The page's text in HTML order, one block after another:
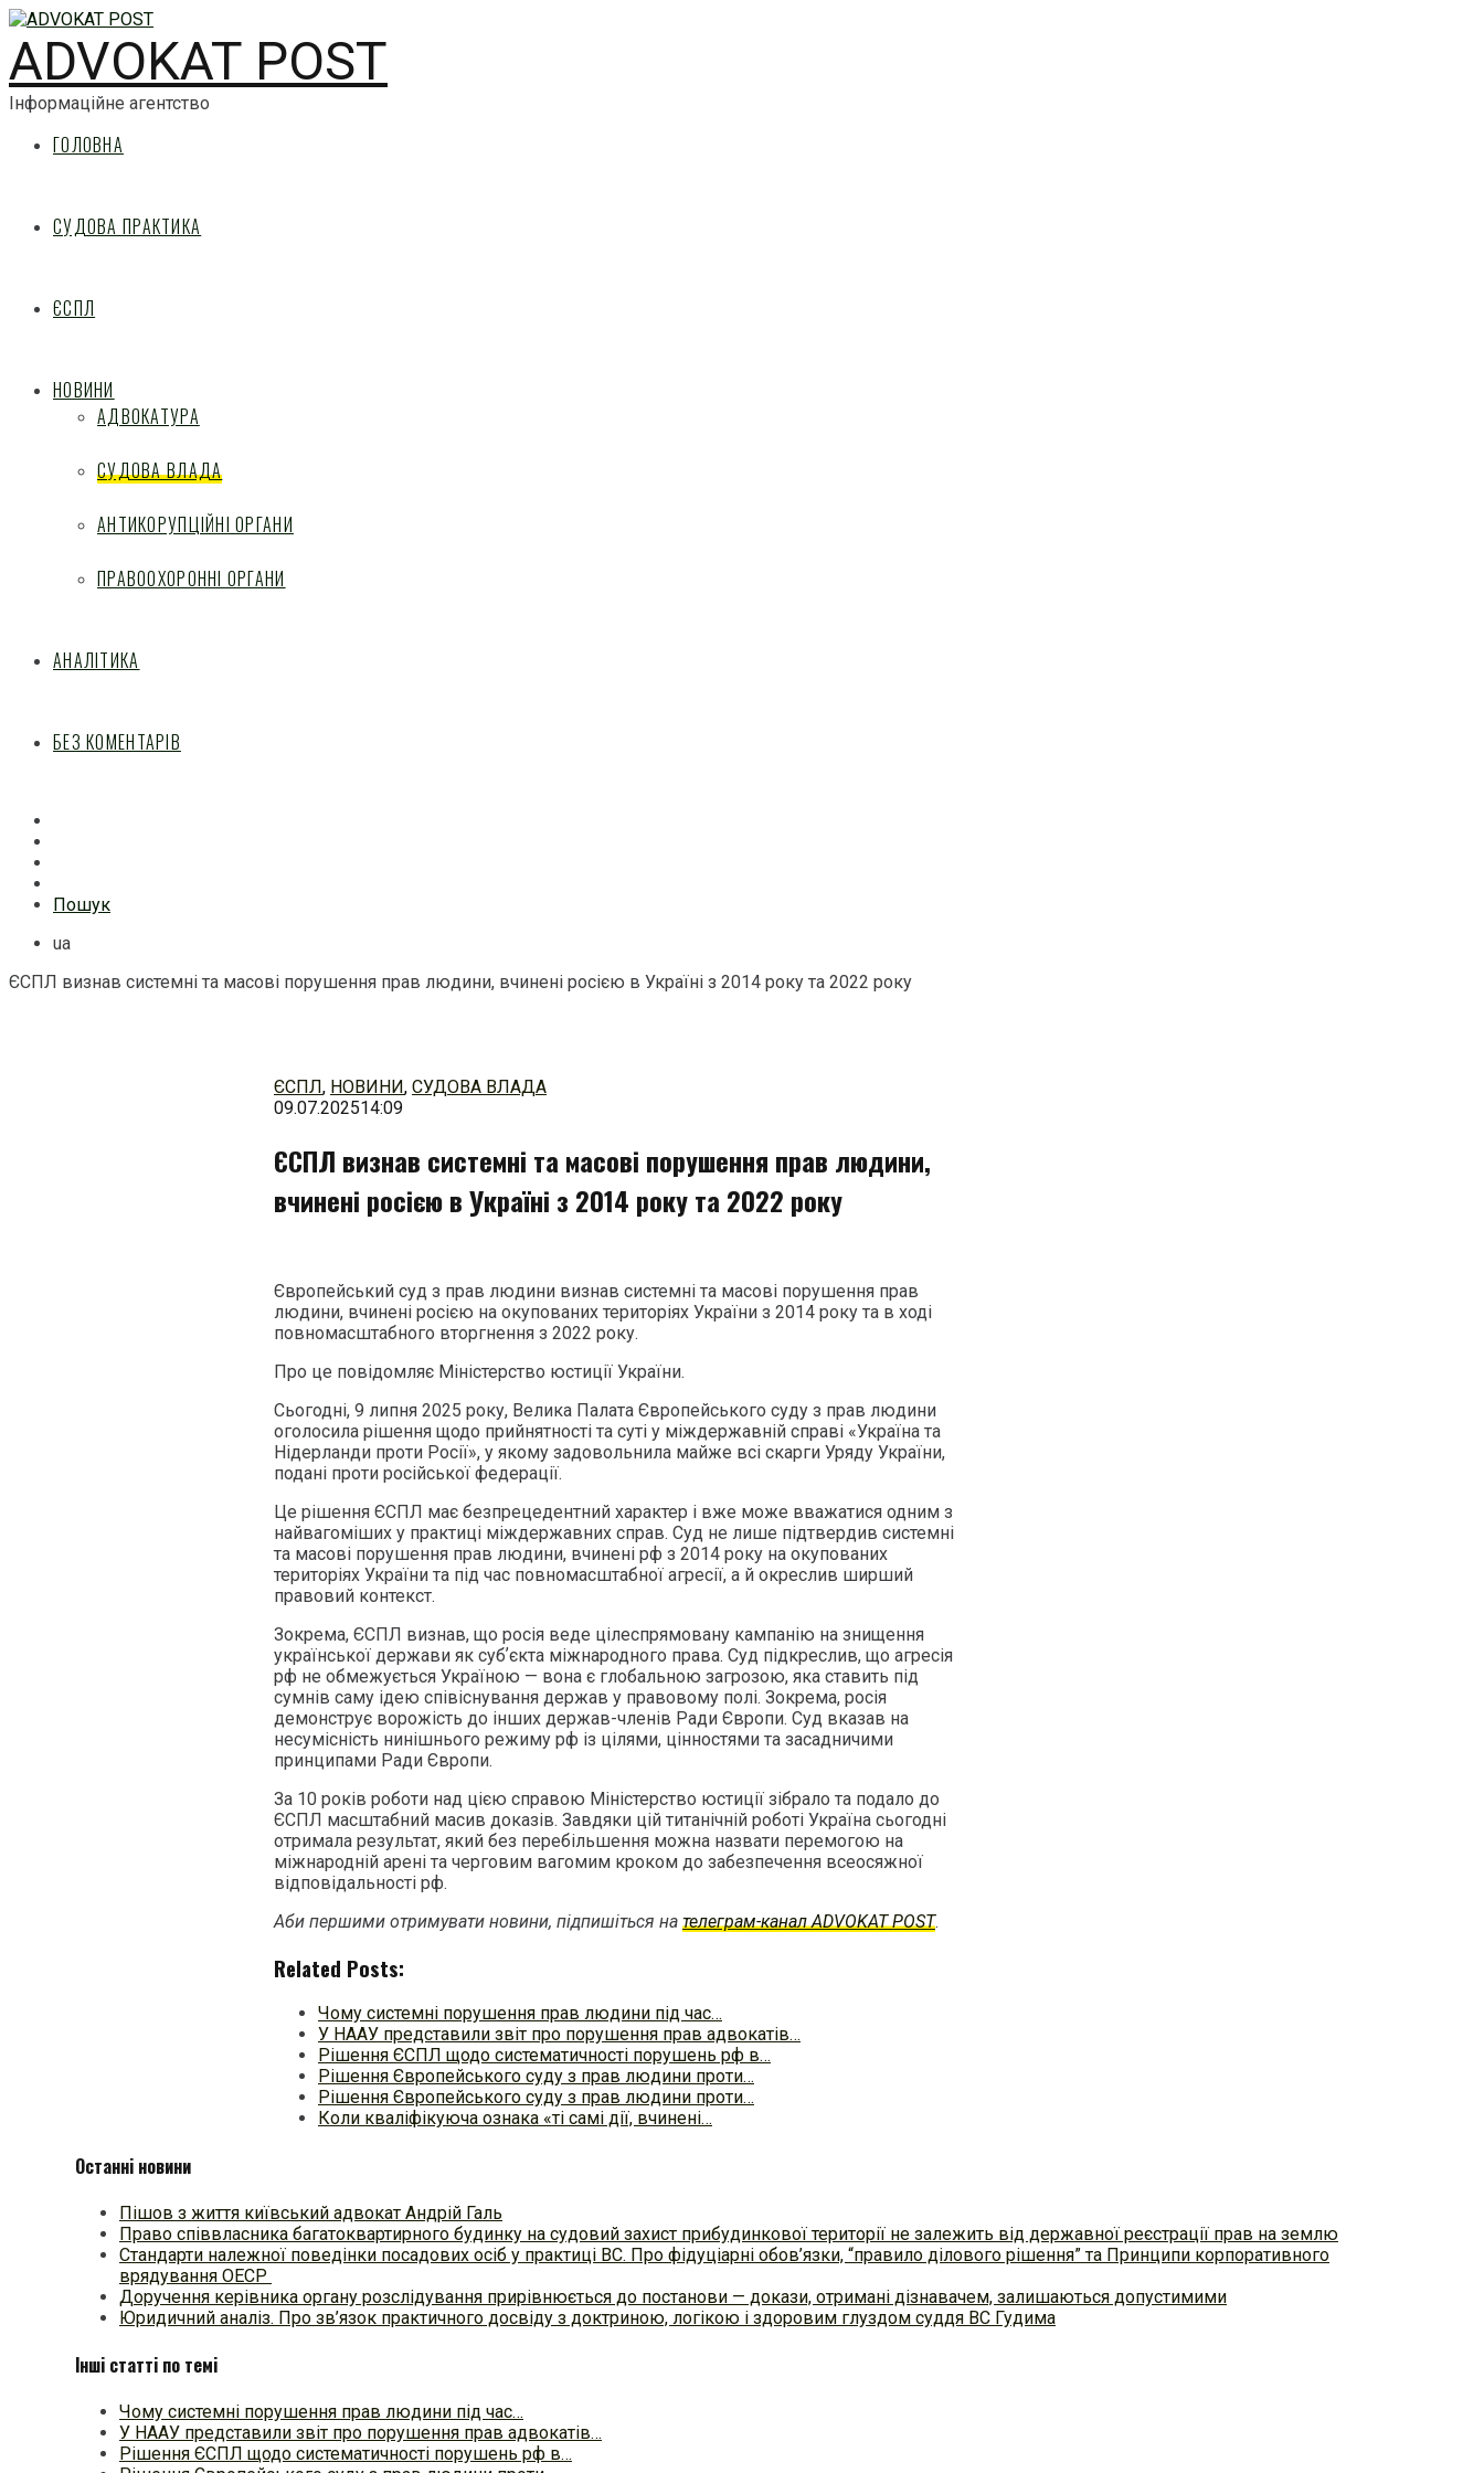
ADVOKAT POST
Інформаційне агентство
ГОЛОВНА
СУДОВА ПРАКТИКА
ЄСПЛ
НОВИНИ
АДВОКАТУРА
СУДОВА ВЛАДА
АНТИКОРУПЦІЙНІ ОРГАНИ
ПРАВООХОРОННІ ОРГАНИ
АНАЛІТИКА
БЕЗ КОМЕНТАРІВ
Пошук
ua
ЄСПЛ визнав системні та масові порушення прав людини, вчинені росією в Україні з 2014 року та 2022 року
ЄСПЛ, НОВИНИ, СУДОВА ВЛАДА
09.07.202514:09
ЄСПЛ визнав системні та масові порушення прав людини,
вчинені росією в Україні з 2014 року та 2022 року
Європейський суд з прав людини визнав системні та масові порушення прав
людини, вчинені росією на окупованих територіях України з 2014 року та в ході
повномасштабного вторгнення з 2022 року.
Про це повідомляє Міністерство юстиції України.
Сьогодні, 9 липня 2025 року, Велика Палата Європейського суду з прав людини
оголосила рішення щодо прийнятності та суті у міждержавній справі «Україна та
Нідерланди проти Росії», у якому задовольнила майже всі скарги Уряду України,
подані проти російської федерації.
Це рішення ЄСПЛ має безпрецедентний характер і вже може вважатися одним з
найвагоміших у практиці міждержавних справ. Суд не лише підтвердив системні
та масові порушення прав людини, вчинені рф з 2014 року на окупованих
територіях України та під час повномасштабної агресії, а й окреслив ширший
правовий контекст.
Зокрема, ЄСПЛ визнав, що росія веде цілеспрямовану кампанію на знищення
української держави як субʼєкта міжнародного права. Суд підкреслив, що агресія
рф не обмежується Україною — вона є глобальною загрозою, яка ставить під
сумнів саму ідею співіснування держав у правовому полі. Зокрема, росія
демонструє ворожість до інших держав-членів Ради Європи. Суд вказав на
несумісність нинішнього режиму рф із цілями, цінностями та засадничими
принципами Ради Європи.
За 10 років роботи над цією справою Міністерство юстиції зібрало та подало до
ЄСПЛ масштабний масив доказів. Завдяки цій титанічній роботі Україна сьогодні
отримала результат, який без перебільшення можна назвати перемогою на
міжнародній арені та черговим вагомим кроком до забезпечення всеосяжної
відповідальності рф.
Аби першими отримувати новини, підпишіться на телеграм-канал ADVOKAT POST.
Related Posts:
Чому системні порушення прав людини під час…
У НААУ представили звіт про порушення прав адвокатів…
Рішення ЄСПЛ щодо систематичності порушень рф в…
Рішення Європейського суду з прав людини проти…
Рішення Європейського суду з прав людини проти…
Коли кваліфікуюча ознака «ті самі дії, вчинені…
Останні новини
Пішов з життя київський адвокат Андрій Галь
Право співвласника багатоквартирного будинку на судовий захист прибудинкової території не залежить від державної реєстрації прав на землю
Стандарти належної поведінки посадових осіб у практиці ВC. Про фідуціарні обов’язки, “правило ділового рішення” та Принципи корпоративного
врядування ОЕСР
Доручення керівника органу розслідування прирівнюється до постанови — докази, отримані дізнавачем, залишаються допустимими
Юридичний аналіз. Про зв’язок практичного досвіду з доктриною, логікою і здоровим глуздом суддя ВС Гудима
Інші статті по темі
Чому системні порушення прав людини під час…
У НААУ представили звіт про порушення прав адвокатів…
Рішення ЄСПЛ щодо систематичності порушень рф в…